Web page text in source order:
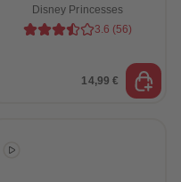
Disney Princesses
3.6 (56)
14,99 €